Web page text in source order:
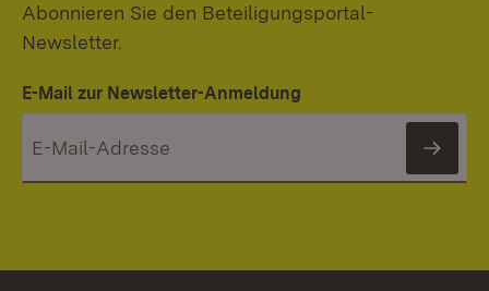
Abonnieren Sie den Beteiligungsportal-
Newsletter.
E-Mail zur Newsletter-Anmeldung